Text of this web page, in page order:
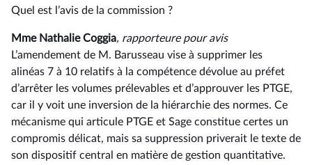
Quel est l’avis de la commission ?
Mme Nathalie Coggia, rapporteure pour avis
L’amendement de M. Barusseau vise à supprimer les
alinéas 7 à 10 relatifs à la compétence dévolue au préfet
d’arrêter les volumes prélevables et d’approuver les PTGE,
car il y voit une inversion de la hiérarchie des normes. Ce
mécanisme qui articule PTGE et Sage constitue certes un
compromis délicat, mais sa suppression priverait le texte de
son dispositif central en matière de gestion quantitative.